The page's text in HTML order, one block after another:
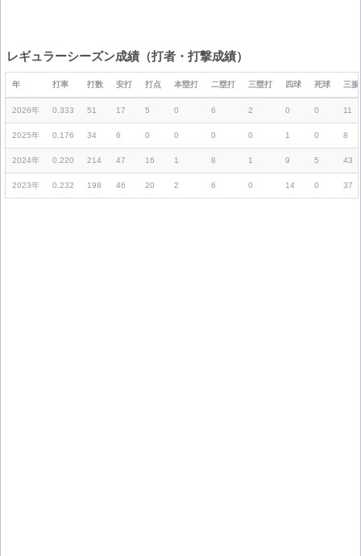
レギュラーシーズン成績（打者・打撃成績）
年 打率 打数 安打 打点 本塁打 二塁打 三塁打 四球 死球 三振
2026年 0.333 51 17 5 0 6 2 0 0 11
2025年 0.176 34 6 0 0 0 0 1 0 8
2024年 0.220 214 47 16 1 8 1 9 5 43
2023年 0.232 198 46 20 2 6 0 14 0 37